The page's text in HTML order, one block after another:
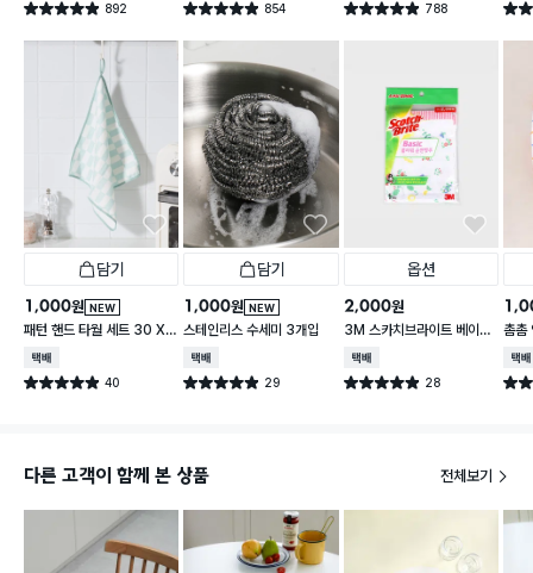
별점 4.9점 892
건 작성 별점 4.9점 854
건 작성 별점 4.9점 788
건 작성 별점
담기
NEW
1,000원
패턴 핸드 타월 세트 30 X
30 cm 3개입
택배배송
별점 4.9점 40
건 작성
담기
NEW
1,000원
스테인리스 수세미 3개입
택배배송
별점 4.9점 29
건 작성
옵션
2,000원
3M 스카치브라이트 베이직
플라워 순면 행주
택배배송
별점 4.9점 28
건 작성
촘촘
5
택배
별점
다른 고객이 함께 본 상품 전체보기